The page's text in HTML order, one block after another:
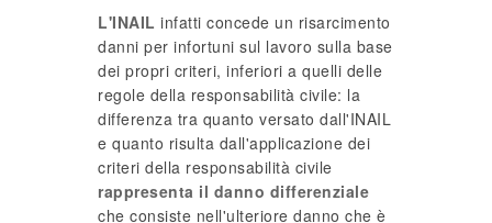
L'INAIL infatti concede un risarcimento
danni per infortuni sul lavoro sulla base
dei propri criteri, inferiori a quelli delle
regole della responsabilità civile: la
differenza tra quanto versato dall'INAIL
e quanto risulta dall'applicazione dei
criteri della responsabilità civile
rappresenta il danno differenziale
che consiste nell'ulteriore danno che è